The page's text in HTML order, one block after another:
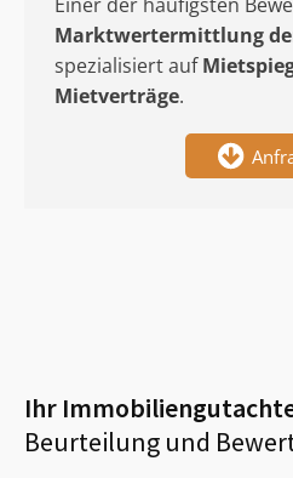
Marktwertermittlung
spezialisiert auf
Mietverträge.
Ihr
Beurteilung und